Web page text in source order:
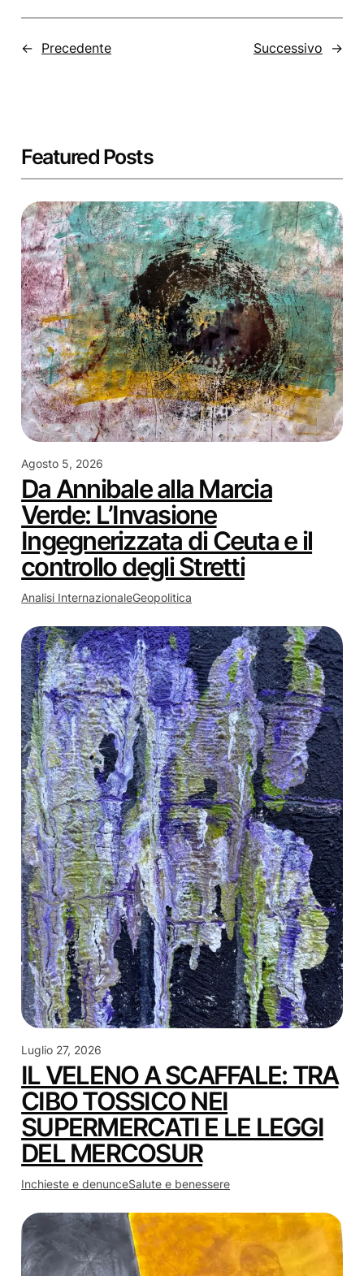
← Precedente Successivo →
Featured Posts
Agosto 5, 2026
Da Annibale alla Marcia
Verde: L’Invasione
Ingegnerizzata di Ceuta e il
controllo degli Stretti
Analisi InternazionaleGeopolitica
Luglio 27, 2026
IL VELENO A SCAFFALE: TRA
CIBO TOSSICO NEI
SUPERMERCATI E LE LEGGI
DEL MERCOSUR
Inchieste e denunceSalute e benessere